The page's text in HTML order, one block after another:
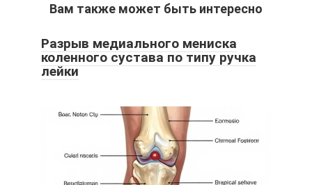
Вам также может быть интересно
Разрыв медиального мениска
коленного сустава по типу ручка
лейки